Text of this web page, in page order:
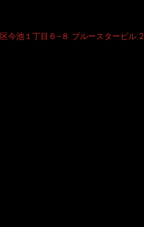
今池１丁目６−８ ブルースタービル